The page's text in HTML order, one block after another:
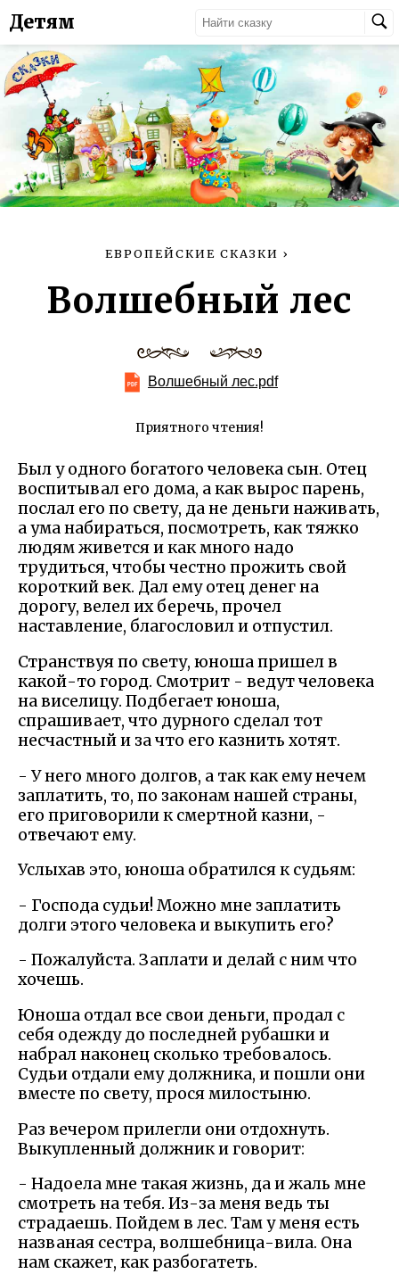
Детям
ЕВРОПЕЙСКИЕ СКАЗКИ ›
Волшебный лес
Волшебный лес.pdf
Приятного чтения!
Был у одного богатого человека сын. Отец
воспитывал его дома, а как вырос парень,
послал его по свету, да не деньги наживать,
а ума набираться, посмотреть, как тяжко
людям живется и как много надо
трудиться, чтобы честно прожить свой
короткий век. Дал ему отец денег на
дорогу, велел их беречь, прочел
наставление, благословил и отпустил.
Странствуя по свету, юноша пришел в
какой-то город. Смотрит - ведут человека
на виселицу. Подбегает юноша,
спрашивает, что дурного сделал тот
несчастный и за что его казнить хотят.
- У него много долгов, а так как ему нечем
заплатить, то, по законам нашей страны,
его приговорили к смертной казни, -
отвечают ему.
Услыхав это, юноша обратился к судьям:
- Господа судьи! Можно мне заплатить
долги этого человека и выкупить его?
- Пожалуйста. Заплати и делай с ним что
хочешь.
Юноша отдал все свои деньги, продал с
себя одежду до последней рубашки и
набрал наконец сколько требовалось.
Судьи отдали ему должника, и пошли они
вместе по свету, прося милостыню.
Раз вечером прилегли они отдохнуть.
Выкупленный должник и говорит:
- Надоела мне такая жизнь, да и жаль мне
смотреть на тебя. Из-за меня ведь ты
страдаешь. Пойдем в лес. Там у меня есть
названая сестра, волшебница-вила. Она
нам скажет, как разбогатеть.